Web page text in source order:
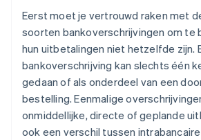
Eerst moet je vertrouwd raken met
soorten bankoverschrijvingen om te
hun uitbetalingen niet hetzelfde zijn.
bankoverschrijving kan slechts één
gedaan of als onderdeel van een
bestelling. Eenmalige
onmiddellijke, directe of geplande
ook een verschil tussen